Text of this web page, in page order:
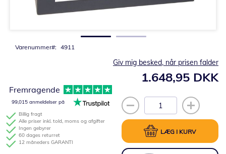
Varenummer 4911
1.648,95 DKK
Giv mig besked, når prisen falder
LÆG I KURV
Billig fragt
Alle priser inkl. told, moms og afgifter
Ingen gebyrer
60 dages returret
12 måneders GARANTI
Fremragende
99,015 anmeldelser på